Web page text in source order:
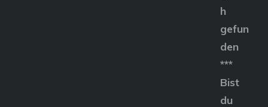
h
gefun
den
***
Bist
du